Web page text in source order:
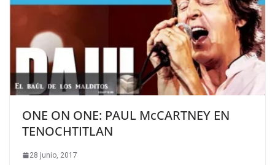
ONE ON ONE: PAUL McCARTNEY EN
TENOCHTITLAN
28 junio, 2017